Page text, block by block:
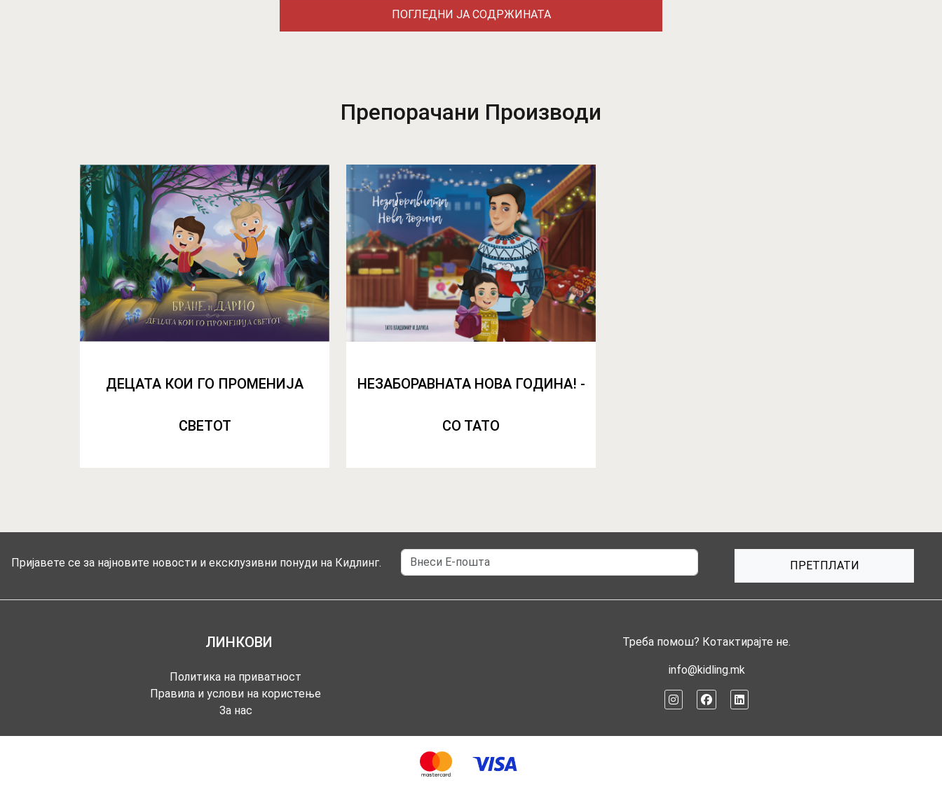
ПОГЛЕДНИ ЈА СОДРЖИНАТА
Препорачани Производи
ДЕЦАТА КОИ ГО ПРОМЕНИЈА
СВЕТОТ
НЕЗАБОРАВНАТА НОВА ГОДИНА! -
СО ТАТО
Пријавете се за најновите новости и ексклузивни понуди на Кидлинг. ПРЕТПЛАТИ
ЛИНКОВИ
Политика на приватност
Правила и услови на користење
За нас
Треба помош? Котактирајте не.
info@kidling.mk